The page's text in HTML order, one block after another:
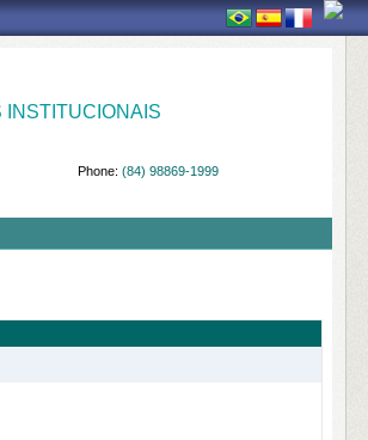
INSTITUCIONAIS
Phone: (84) 98869-1999